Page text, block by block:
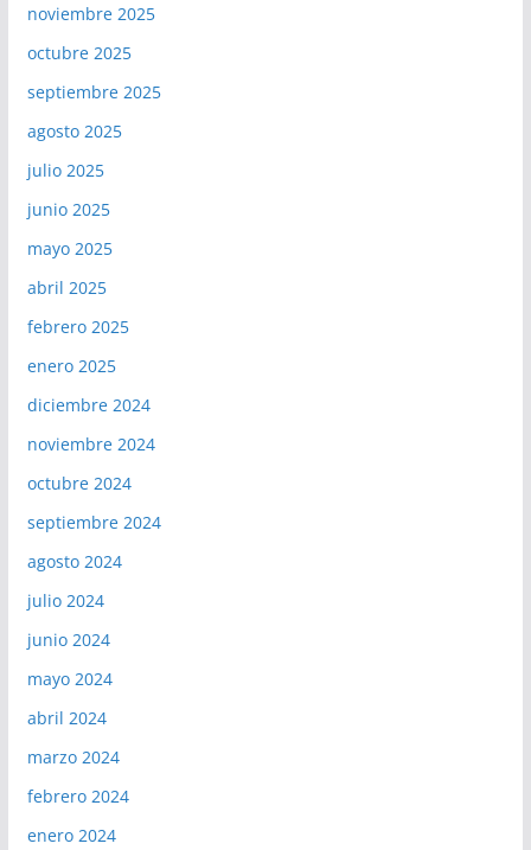
noviembre 2025
octubre 2025
septiembre 2025
agosto 2025
julio 2025
junio 2025
mayo 2025
abril 2025
febrero 2025
enero 2025
diciembre 2024
noviembre 2024
octubre 2024
septiembre 2024
agosto 2024
julio 2024
junio 2024
mayo 2024
abril 2024
marzo 2024
febrero 2024
enero 2024